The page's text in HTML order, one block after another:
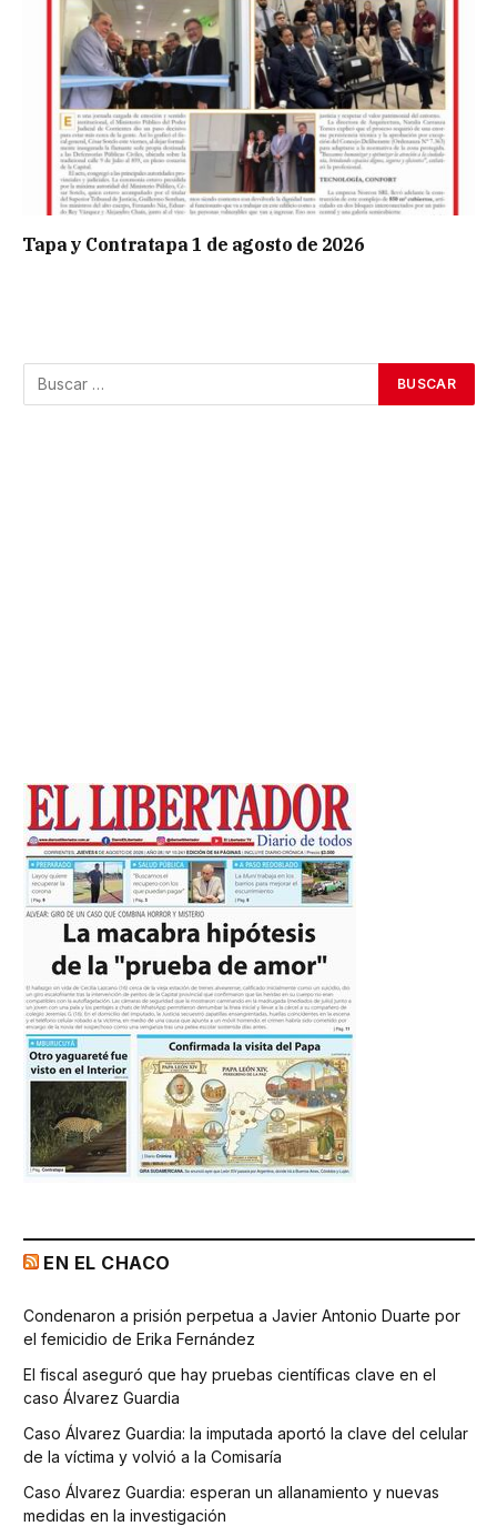
Tapa y Contratapa 1 de agosto de 2026
EN EL CHACO
Condenaron a prisión perpetua a Javier Antonio Duarte por
el femicidio de Erika Fernández
El fiscal aseguró que hay pruebas científicas clave en el
caso Álvarez Guardia
Caso Álvarez Guardia: la imputada aportó la clave del celular
de la víctima y volvió a la Comisaría
Caso Álvarez Guardia: esperan un allanamiento y nuevas
medidas en la investigación